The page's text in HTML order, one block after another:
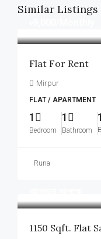
Similar Listings
Flat For Rent
Mirpur
FLAT / APARTMENT
1
Bedroom
1
Bathroom
1
Runa
1150 Sqft. Flat